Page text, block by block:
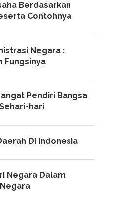
Berdasarkan
Contohnya
Negara :
Fungsinya
Pendiri Bangsa
hari
Di Indonesia
Negara Dalam